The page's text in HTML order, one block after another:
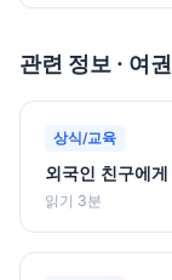
관련 정보 · 여
상식/교육
외국인 친구에
읽기 3분